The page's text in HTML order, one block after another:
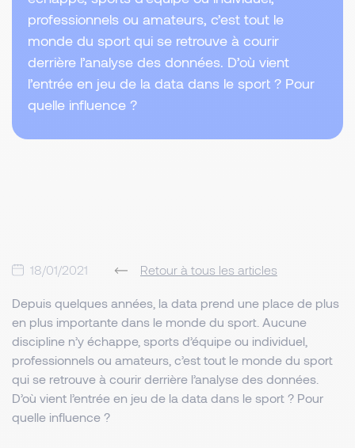
professionnels ou amateurs, c’est tout le
monde du sport qui se retrouve à courir
derrière l’analyse des données. D’où vient
l’entrée en jeu de la data dans le sport ? Pour
quelle influence ?
18/01/2021 Retour à tous les articles
Depuis quelques années, la data prend une place de plus
en plus importante dans le monde du sport. Aucune
discipline n’y échappe, sports d’équipe ou individuel,
professionnels ou amateurs, c’est tout le monde du sport
qui se retrouve à courir derrière l’analyse des données.
D’où vient l’entrée en jeu de la data dans le sport ? Pour
quelle influence ?